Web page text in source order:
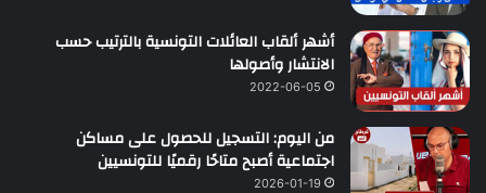
أشهر ألقاب العائلات التونسية بالترتيب حسب
الانتشار وأصولها
2022-06-05
من اليوم: التسجيل للحصول على مساكن
اجتماعية أصبح متاحًا رقميًا للتونسيين
2026-01-19